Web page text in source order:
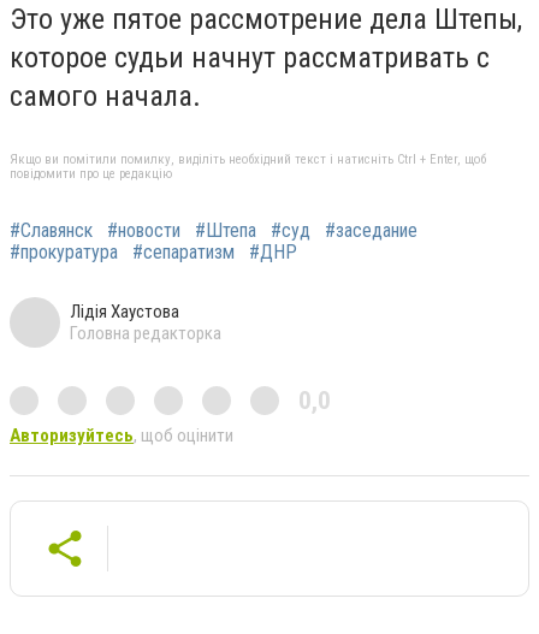
Это уже пятое рассмотрение дела Штепы,
которое судьи начнут рассматривать с
самого начала.
Якщо ви помітили помилку, виділіть необхідний текст і натисніть Ctrl + Enter, щоб
повідомити про це редакцію
#Славянск #новости #Штепа #суд
#заседание
#прокуратура
#сепаратизм #ДНР
Лідія Хаустова
Головна редакторка
0,0
Авторизуйтесь, щоб оцінити